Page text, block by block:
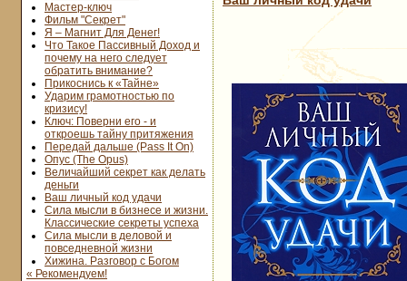
Мастер-ключ
Фильм "Секрет"
Я – Магнит Для Денег!
Что Такое Пассивный Доход и
почему на него следует
обратить внимание?
Прикоснись к «Тайне»
Ударим грамотностью по
кризису!
Ключ: Поверни его - и
откроешь тайну притяжения
Передай дальше (Pass It On)
Опус (The Opus)
Величайший секрет как делать
деньги
Ваш личный код удачи
Сила мысли в бизнесе и жизни.
Классические секреты успеха
Сила мысли в деловой и
повседневной жизни
Хижина. Разговор с Богом
« Рекомендуем!